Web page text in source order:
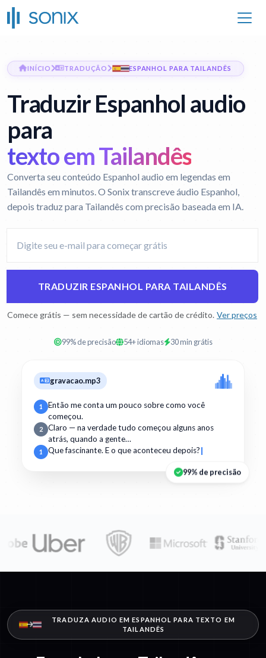
INÍCIO TRADUÇÃO ESPANHOL PARA TAILANDÊS
Traduzir Espanhol audio
para
texto em Tailandês
Converta seu conteúdo Espanhol audio em legendas em
Tailandês em minutos. O Sonix transcreve áudio Espanhol,
depois traduz para Tailandês com precisão baseada em IA.
TRADUZIR ESPANHOL PARA TAILANDÊS
Comece grátis — sem necessidade de cartão de crédito. Ver preços
99% de precisão 54+ idiomas 30 min grátis
gravacao.mp3
1
Então me conta um pouco sobre como você
começou.
2
Claro — na verdade tudo começou alguns anos
atrás, quando a gente…
1 Que fascinante. E o que aconteceu depois?
99% de precisão
TRADUZA AUDIO EM ESPANHOL PARA TEXTO EM
TAILANDÊS